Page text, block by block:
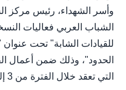
وأسر الشهداء، رئيس مركز
الشباب العربي فعاليات
للقيادات الشابة" تحت
التي تعقد خلال الفترة من 3 إلى 5 فبراير 2026 في دبي.